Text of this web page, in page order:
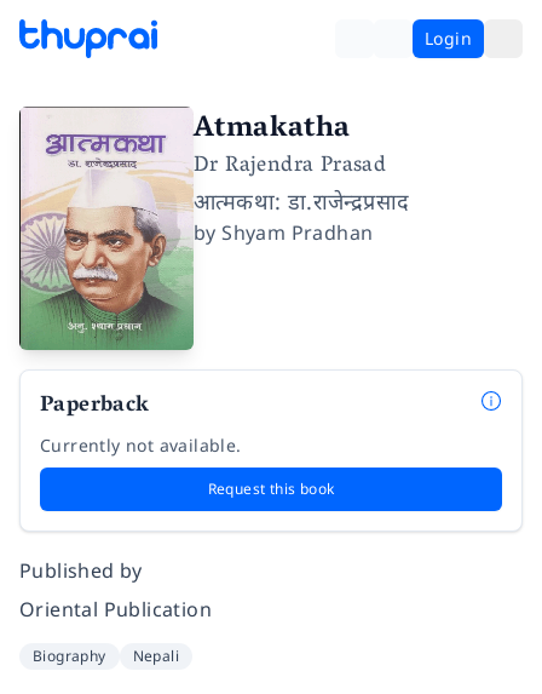
Login
Atmakatha
Dr Rajendra Prasad
आत्मकथा: डा.राजेन्द्रप्रसाद
byShyam Pradhan
Paperback
Currently not available.
Request this book
Published by
Oriental Publication
Biography Nepali